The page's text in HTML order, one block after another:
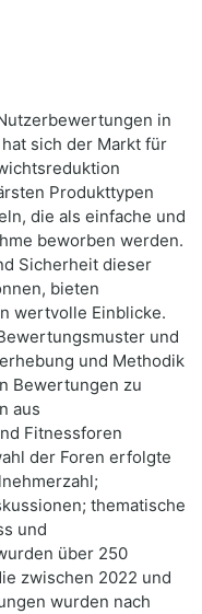
in
sich der Markt für
Produkttypen
die als einfache und
beworben werden.
Sicherheit dieser
bieten
wertvolle Einblicke.
und
und Methodik
Bewertungen zu
aus
Fitnessforen
der Foren erfolgte
thematische
und
über 250
zwischen 2022 und
wurden nach